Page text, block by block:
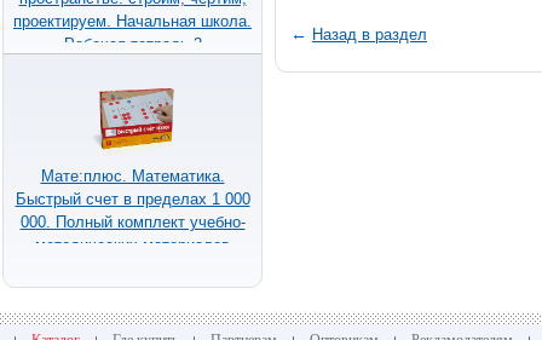
проектируем. Начальная школа.
Рабочая тетрадь 2
Мате:плюс. Математика.
Быстрый счет в пределах 1 000
000. Полный комплект учебно-
методических материалов
← Назад в раздел